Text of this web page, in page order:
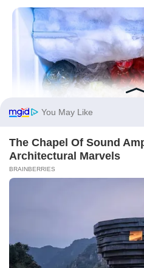
BUZZ DAY
This Simple Freezer Trick Saves